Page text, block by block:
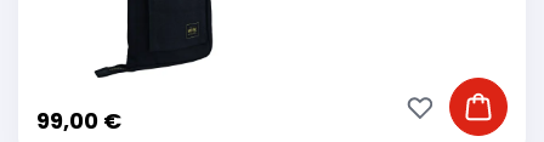
99,00 € Ajouter
Ajouter à ma